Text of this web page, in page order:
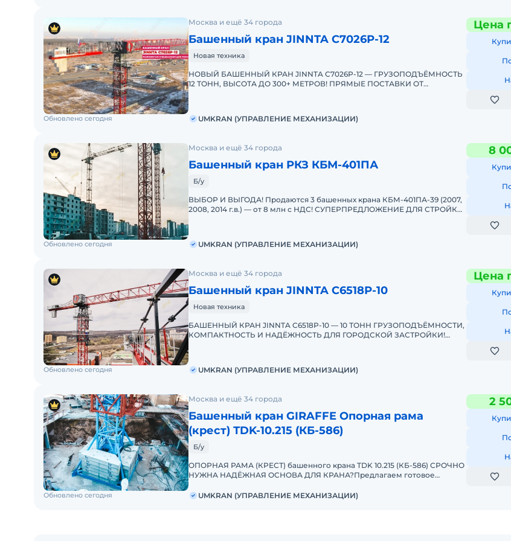
безопасности и безотказной работы.
Широкий выбор: В линейке более 30 моделей кранов (с оголовком/без, с маховой стрелой, деррик-
Индивидуальный подход: Гибкая комплектация, цвет, дизайн кабины и опции под ваш проект и
эксплуатации.
Готовы подобрать оптимальную модель для ваших задач и предоставить подробную консультацию.
Москва и ещё 34 города
Башенный кран JINNTA С7026Р-12
Новая техника
НОВЫЙ БАШЕННЫЙ КРАН JINNTA C7026P-12 — ГРУЗОПОДЪЁМНОСТЬ
12 ТОНН, ВЫСОТА ДО 300+ МЕТРОВ! ПРЯМЫЕ ПОСТАВКИ ОТ
Цена
Обновлено сегодня UMKRAN (УПРАВЛЕНИЕ МЕХАНИЗАЦИИ)
Москва и ещё 34 города
Башенный кран РКЗ КБМ-401ПА
Б/у
ВЫБОР И ВЫГОДА! Продаются 3 башенных крана КБМ-401ПА-39 (2007,
2008, 2014 г.в.) — от 8 млн с НДС! СУПЕРПРЕДЛОЖЕНИЕ ДЛЯ СТРОЙКИ!
8
Обновлено сегодня UMKRAN (УПРАВЛЕНИЕ МЕХАНИЗАЦИИ)
Москва и ещё 34 города
Башенный кран JINNTA С6518Р-10
Новая техника
БАШЕННЫЙ КРАН JINNTA C6518P-10 — 10 ТОНН ГРУЗОПОДЪЁМНОСТИ,
КОМПАКТНОСТЬ И НАДЁЖНОСТЬ ДЛЯ ГОРОДСКОЙ ЗАСТРОЙКИ!
Цена
Обновлено сегодня UMKRAN (УПРАВЛЕНИЕ МЕХАНИЗАЦИИ)
Москва и ещё 34 города
Башенный кран GIRAFFE Опорная рама
(крест) ТDK-10.215 (КБ-586)
Б/у
ОПОРНАЯ РАМА (КРЕСТ) башенного крана TDK 10.215 (КБ-586) СРОЧНО
НУЖНА НАДЁЖНАЯ ОСНОВА ДЛЯ КРАНА?Предлагаем готовое
2
Обновлено сегодня UMKRAN (УПРАВЛЕНИЕ МЕХАНИЗАЦИИ)